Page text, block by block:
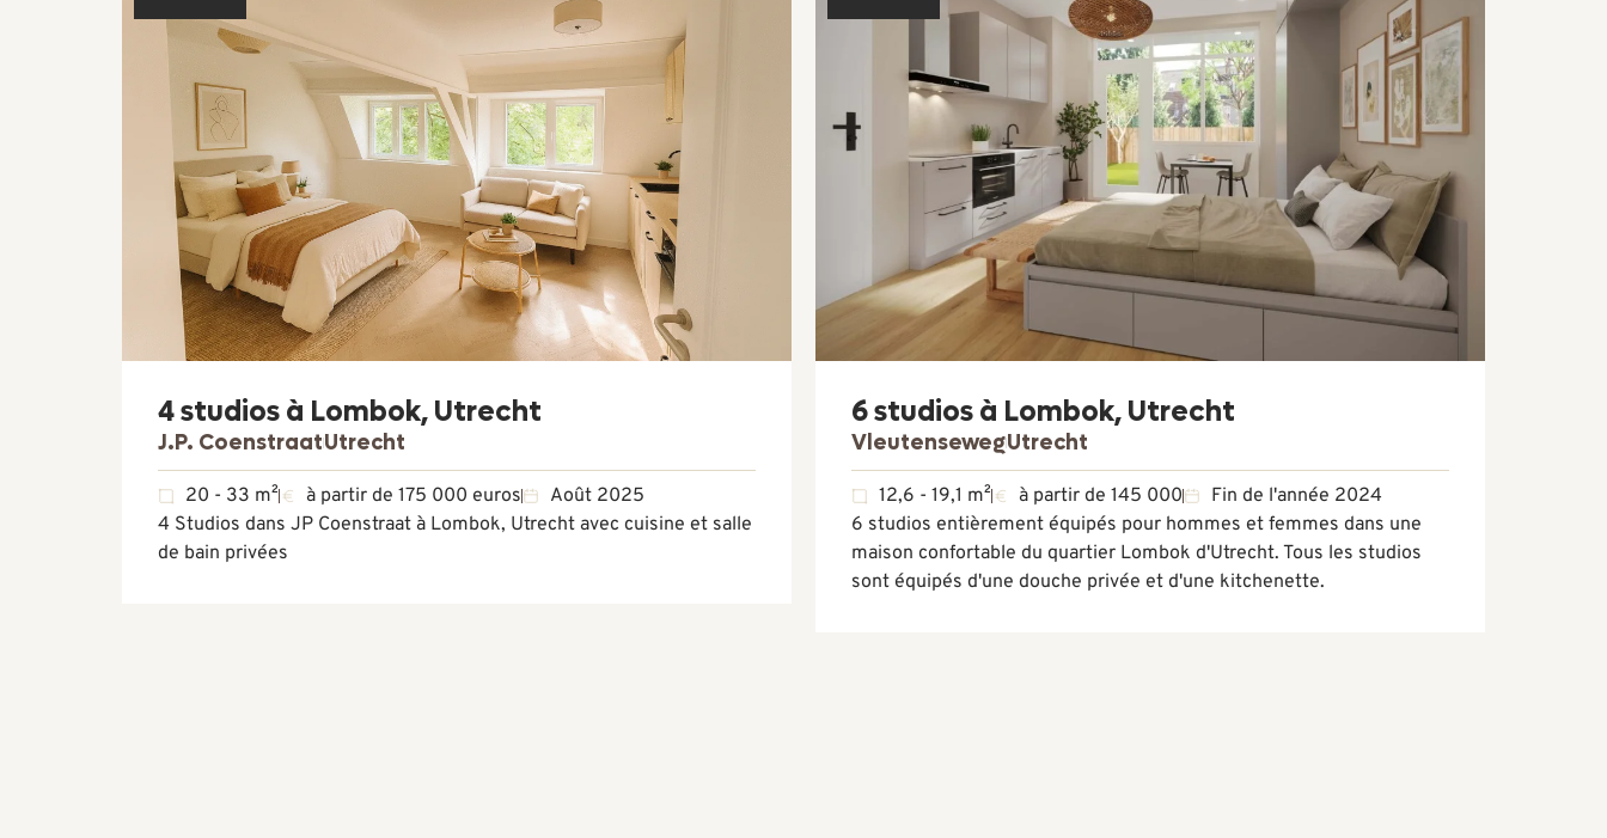
4 studios à Lombok, Utrecht
J.P. CoenstraatUtrecht
20 - 33 m² à partir de 175 000 euros
Août 2025
4 Studios dans JP Coenstraat à Lombok, Utrecht avec cuisine et salle
de bain privées
6 studios à Lombok, Utrecht
VleutensewegUtrecht
12,6 - 19,1 m² à partir de 145 000
Fin de l'année 2024
6 studios entièrement équipés pour hommes et femmes dans une
maison confortable du quartier Lombok d'Utrecht. Tous les studios
sont équipés d'une douche privée et d'une kitchenette.